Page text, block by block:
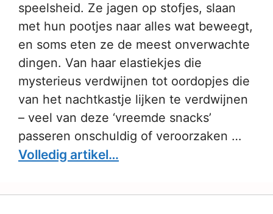
speelsheid. Ze jagen op stofjes, slaan
met hun pootjes naar alles wat beweegt,
en soms eten ze de meest onverwachte
dingen. Van haar elastiekjes die
mysterieus verdwijnen tot oordopjes die
van het nachtkastje lijken te verdwijnen
– veel van deze ‘vreemde snacks’
passeren onschuldig of veroorzaken …
Volledig artikel…